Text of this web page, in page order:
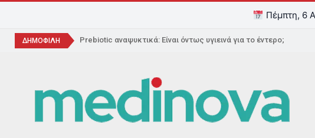
Πέμπτη, 6
ΔΗΜΟΦΙΛΗ Prebiotic αναψυκτικά: Είναι όντως υγιεινά για το έντερο;